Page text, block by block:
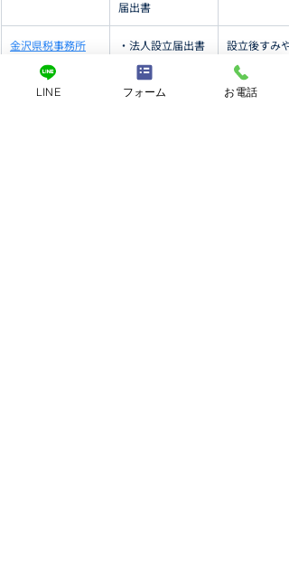
届出書
金沢県税事務所 ・法人設立届出書 設立後すみや
年金事務所（金沢
・健康保険・厚生
年金の新規適用届
最初の給与
までに
LINE フォーム お電話